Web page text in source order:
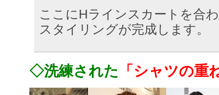
ここにHラインスカートを合
スタイリングが完成します。
◇洗練された 「シャツの重